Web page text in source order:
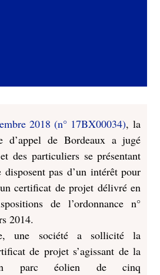
2018 (n° 17BX00034), la
d’appel de Bordeaux a jugé
des particuliers se présentant
pas d’un intérêt pour
certificat de projet délivré en
de l’ordonnance n°
2014.
une société a sollicité la
de projet s’agissant de la
parc éolien de cinq